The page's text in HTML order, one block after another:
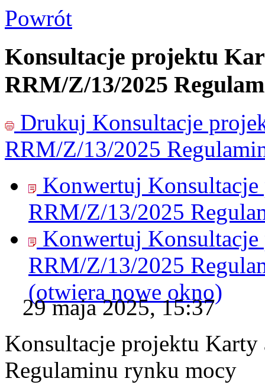
Powrót
Konsultacje projektu
RRM/Z/13/2025
Drukuj Konsultacje
RRM/Z/13/2025
Konwertuj
RRM/Z/13/2025
Konwertuj
RRM/Z/13/2025
(otwiera nowe okno)
29 maja 2025, 15:37
Konsultacje projektu
Regulaminu rynku mocy